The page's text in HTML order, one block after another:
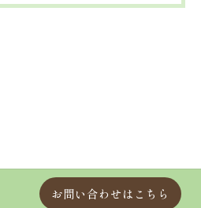
お問い合わせはこちら